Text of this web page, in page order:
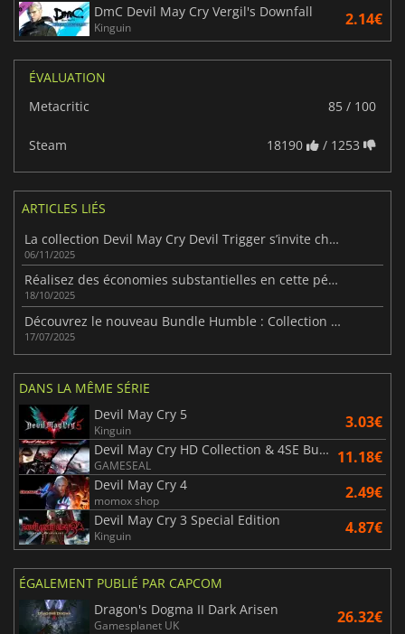
DmC Devil May Cry Vergil's Downfall
Kinguin 2.14€
ÉVALUATION
Metacritic
85 / 100
Steam 18190 / 1253
ARTICLES LIÉS
La collection Devil May Cry Devil Trigger s’invite chez Humble
06/11/2025
Réalisez des économies substantielles en cette période d'effroi avec l'offre groupée Capcom Horror Bundle de Fanatical.
18/10/2025
Découvrez le nouveau Bundle Humble : Collection Devil May Cry !
17/07/2025
DANS LA MÊME SÉRIE
Devil May Cry 5
Kinguin 3.03€
Devil May Cry HD Collection & 4SE Bundle
GAMESEAL 11.18€
Devil May Cry 4
momox shop 2.49€
Devil May Cry 3 Special Edition
Kinguin 4.87€
ÉGALEMENT PUBLIÉ PAR CAPCOM
Dragon's Dogma II Dark Arisen
Gamesplanet UK 26.32€